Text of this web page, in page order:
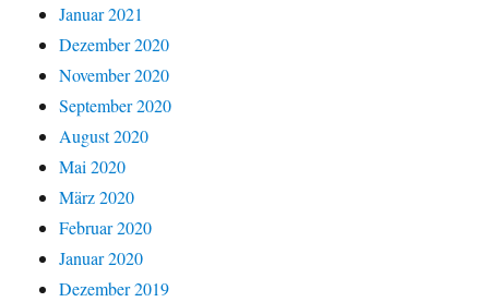
Januar 2021
Dezember 2020
November 2020
September 2020
August 2020
Mai 2020
März 2020
Februar 2020
Januar 2020
Dezember 2019